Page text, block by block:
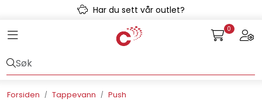
Skip to main contentHar du sett vår outlet?
Toggle navigation 0
Forsiden Tappevann
Push